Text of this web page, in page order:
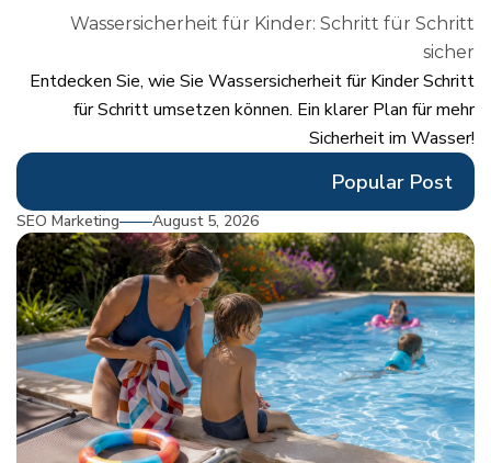
Wassersicherheit für Kinder: Schritt für Schritt
sicher
Entdecken Sie, wie Sie Wassersicherheit für Kinder Schritt
für Schritt umsetzen können. Ein klarer Plan für mehr
Sicherheit im Wasser!
Popular Post
SEO Marketing August 5, 2026